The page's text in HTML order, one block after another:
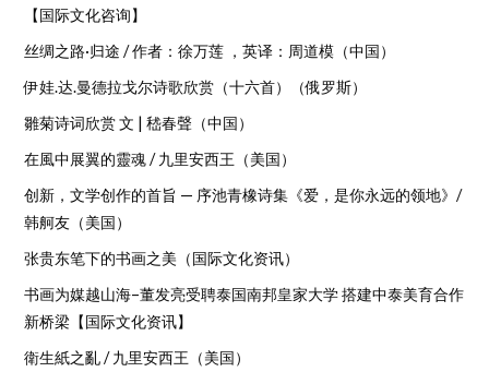
【国际文化咨询】
丝绸之路·归途 / 作者：徐万莲 ，英译：周道模（中国）
伊娃.达.曼德拉戈尔诗歌欣赏（十六首）（俄罗斯）
雛菊诗词欣赏 文 | 嵇春聲（中国）
在風中展翼的靈魂 / 九里安西王（美国）
创新，文学创作的首旨 — 序池青橡诗集《爱，是你永远的领地》/
韩舸友（美国）
张贵东笔下的书画之美（国际文化资讯）
书画为媒越山海–董发亮受聘泰国南邦皇家大学 搭建中泰美育合作
新桥梁【国际文化资讯】
衛生紙之亂 / 九里安西王（美国）